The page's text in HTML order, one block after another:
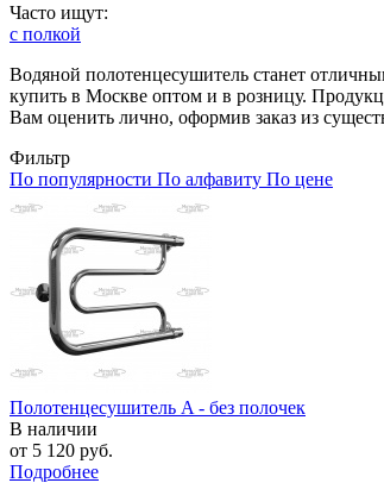
Часто ищут:
с полкой
Водяной полотенцесушитель станет
купить в Москве оптом и в розницу.
Вам оценить лично, оформив заказ из
Фильтр
По популярности По алфавиту По цене
Полотенцесушитель A - без полочек
В наличии
от 5 120 руб.
Подробнее